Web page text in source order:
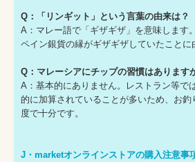
Q：「リンギット」という言葉の由来は？
A：マレー語で「ギザギザ」を意味します
ペイン銀貨の縁がギザギザしていたことに
Q：マレーシアにチップの習慣はあります
A：基本的にありません。レストラン等で
的に加算されていることが多いため、お釣
度で十分です。
J・marketオンラインストアの購入注意事